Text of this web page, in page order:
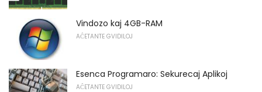
Vindozo kaj 4GB-RAM
AĈETANTE GVIDILOJ
Esenca Programaro: Sekurecaj Aplikoj
AĈETANTE GVIDILOJ